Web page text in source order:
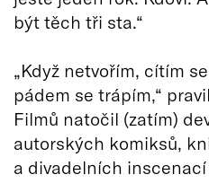
být těch tři sta.“
„Když netvořím, cítím
pádem se trápím,“
Filmů natočil (zatím)
autorských komiksů,
a divadelních